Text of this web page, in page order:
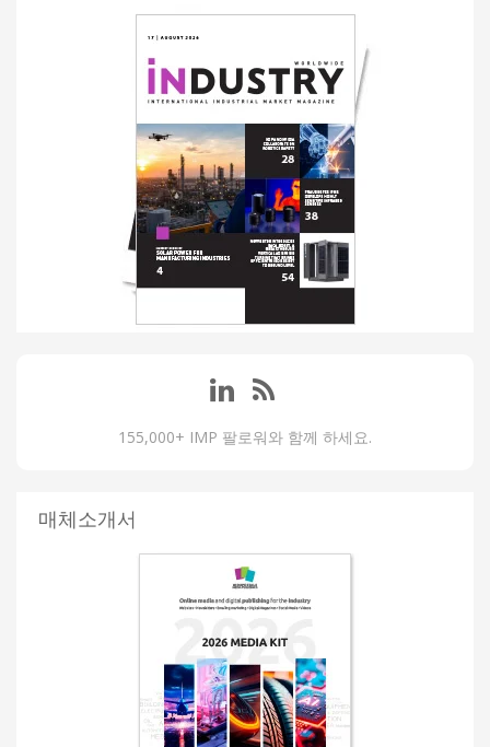
155,000+ IMP 팔로워와 함께 하세요.
매체소개서